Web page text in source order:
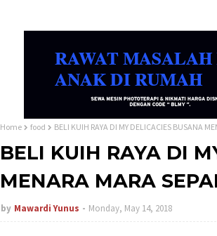
Home food BELI KUIH RAYA DI MY DELICACIES BUSANA
BELI KUIH RAYA DI
MENARA MARA
by Mawardi Yunus Monday, May 14, 2018